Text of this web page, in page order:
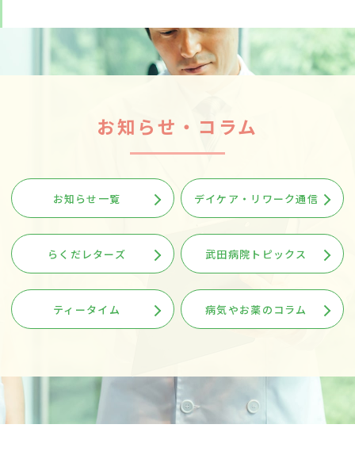
お知らせ・コラム
お知らせ一覧 デイケア・リワーク通信
らくだレターズ 武田病院トピックス
ティータイム 病気やお薬のコラム